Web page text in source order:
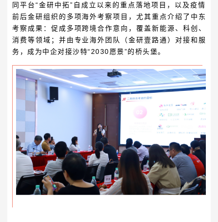
同平台“金研中拓”自成立以来的重点落地项目，以及疫情
前后金研组织的多项海外考察项目，尤其重点介绍了中东
考察成果：促成多项跨境合作意向，覆盖新能源、科创、
消费等领域；并由专业海外团队（金研壹路通）对接和服
务，成为中企对接沙特“2030愿景”的桥头堡。